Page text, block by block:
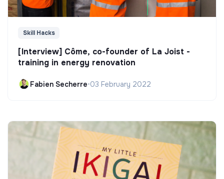
Skill Hacks
[Interview] Côme, co-founder of La Joist -
training in energy renovation
Fabien Secherre•03 February 2022